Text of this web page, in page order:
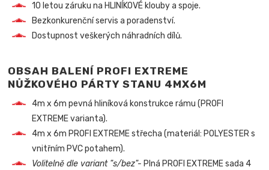
10 letou záruku na HLINÍKOVÉ klouby a spoje.
Bezkonkurenční servis a poradenství.
Dostupnost veškerých náhradních dílů.
OBSAH BALENÍ PROFI EXTREME
NŮŽKOVÉHO PÁRTY STANU 4MX6M
4m x 6m pevná hliníková konstrukce rámu (PROFI
EXTREME varianta).
4m x 6m PROFI EXTREME střecha (materiál: POLYESTER s
vnitřním PVC potahem).
Volitelně dle variant "s/bez"- Plná PROFI EXTREME sada 4